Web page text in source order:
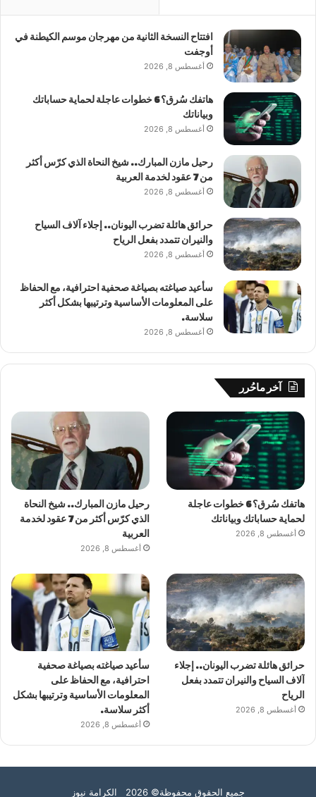
افتتاح النسخة الثانية من مهرجان موسم الكيطنة في
أوجفت
أغسطس 8, 2026
هاتفك سُرق؟ 6 خطوات عاجلة لحماية حساباتك
وبياناتك
أغسطس 8, 2026
رحيل مازن المبارك.. شيخ النحاة الذي كرّس أكثر
من 7 عقود لخدمة العربية
أغسطس 8, 2026
حرائق هائلة تضرب اليونان.. إجلاء آلاف السياح
والنيران تتمدد بفعل الرياح
أغسطس 8, 2026
سأعيد صياغته بصياغة صحفية احترافية، مع الحفاظ
على المعلومات الأساسية وترتيبها بشكل أكثر
سلاسة.
أغسطس 8, 2026
آخر ماحُرر
هاتفك سُرق؟ 6 خطوات عاجلة
لحماية حساباتك وبياناتك
أغسطس 8, 2026
رحيل مازن المبارك.. شيخ النحاة
الذي كرّس أكثر من 7 عقود لخدمة
العربية
أغسطس 8, 2026
حرائق هائلة تضرب اليونان.. إجلاء
آلاف السياح والنيران تتمدد بفعل
الرياح
أغسطس 8, 2026
سأعيد صياغته بصياغة صحفية
احترافية، مع الحفاظ على
المعلومات الأساسية وترتيبها بشكل
أكثر سلاسة.
أغسطس 8, 2026
جميع الحقوق محفوظة© 2026 الكرامة نيوز